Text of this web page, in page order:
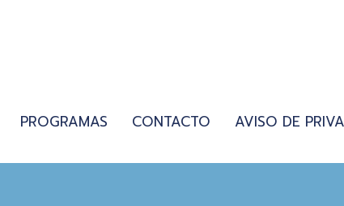
PROGRAMAS CONTACTO AVISO DE